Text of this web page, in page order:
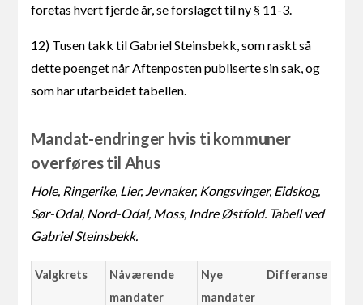
foretas hvert fjerde år, se forslaget til ny § 11-3.
12) Tusen takk til Gabriel Steinsbekk, som raskt så
dette poenget når Aftenposten publiserte sin sak, og
som har utarbeidet tabellen.
Mandat-endringer hvis ti kommuner
overføres til Ahus
Hole, Ringerike, Lier, Jevnaker, Kongsvinger, Eidskog,
Sør-Odal, Nord-Odal, Moss, Indre Østfold. Tabell ved
Gabriel Steinsbekk.
Valgkrets
Nåværende
mandater
Nye
mandater
Differanse